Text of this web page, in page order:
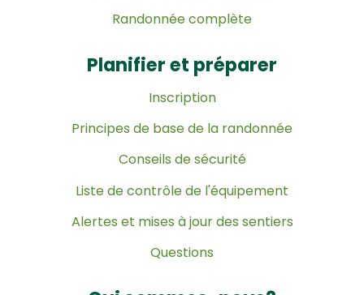
Randonnée complète
Planifier et préparer
Inscription
Principes de base de la randonnée
Conseils de sécurité
Liste de contrôle de l'équipement
Alertes et mises à jour des sentiers
Questions